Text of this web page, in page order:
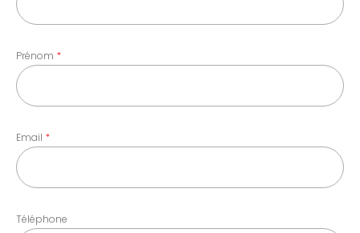
Prénom
Email
Téléphone